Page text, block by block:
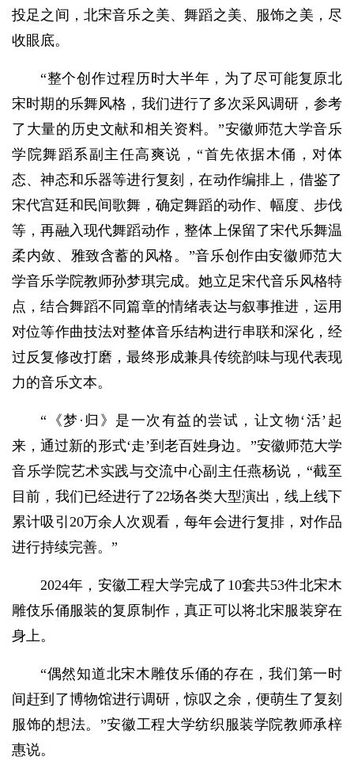
投足之间，北宋音乐之美、舞蹈之美、服饰之美，尽
收眼底。
“整个创作过程历时大半年，为了尽可能复原北
宋时期的乐舞风格，我们进行了多次采风调研，参考
了大量的历史文献和相关资料。”安徽师范大学音乐
学院舞蹈系副主任高爽说，“首先依据木俑，对体
态、神态和乐器等进行复刻，在动作编排上，借鉴了
宋代宫廷和民间歌舞，确定舞蹈的动作、幅度、步伐
等，再融入现代舞蹈动作，整体上保留了宋代乐舞温
柔内敛、雅致含蓄的风格。”音乐创作由安徽师范大
学音乐学院教师孙梦琪完成。她立足宋代音乐风格特
点，结合舞蹈不同篇章的情绪表达与叙事推进，运用
对位等作曲技法对整体音乐结构进行串联和深化，经
过反复修改打磨，最终形成兼具传统韵味与现代表现
力的音乐文本。
“《梦·归》是一次有益的尝试，让文物‘活’起
来，通过新的形式‘走’到老百姓身边。”安徽师范大学
音乐学院艺术实践与交流中心副主任燕杨说，“截至
目前，我们已经进行了22场各类大型演出，线上线下
累计吸引20万余人次观看，每年会进行复排，对作品
进行持续完善。”
2024年，安徽工程大学完成了10套共53件北宋木
雕伎乐俑服装的复原制作，真正可以将北宋服装穿在
身上。
“偶然知道北宋木雕伎乐俑的存在，我们第一时
间赶到了博物馆进行调研，惊叹之余，便萌生了复刻
服饰的想法。”安徽工程大学纺织服装学院教师承梓
惠说。